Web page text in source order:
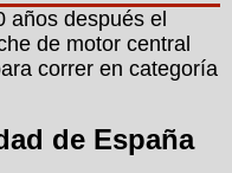
años después el
de motor central
correr en categoría
de España